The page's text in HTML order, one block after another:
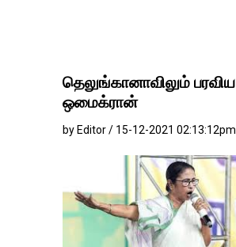
தெலுங்கானாவிலும் பரவிய
ஒமைக்ரான்
by Editor / 15-12-2021 02:13:12pm